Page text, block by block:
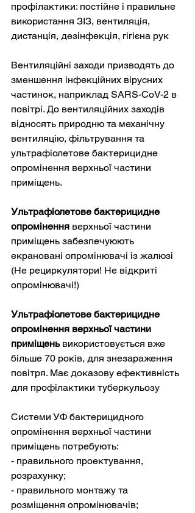
профілактики: постійне і правильне
використання ЗІЗ, вентиляція,
дистанція, дезінфекція, гігієна рук
Вентиляційні заходи призводять до
зменшення інфекційних вірусних
частинок, наприклад SARS-CoV-2 в
повітрі. До вентиляційних заходів
відносять природню та механічну
вентиляцію, фільтрування та
ультрафіолетове бактерицидне
опромінення верхньої частини
приміщень.
Ультрафіолетове бактерицидне
опромінення верхньої частини
приміщень забезпечуюють
екрановані опромінювачі із жалюзі
(Не рециркулятори! Не відкриті
опромінювачі!)
Ультрафіолетове бактерицидне
опромінення верхньої частини
приміщень використовується вже
більше 70 років, для знезараження
повітря. Має доказову ефективність
для профілактики туберкульозу
Системи УФ бактерицидного
опромінення верхньої частини
приміщень потребують:
- правильного проектування,
розрахунку;
- правильного монтажу та
розміщення опромінювачів;